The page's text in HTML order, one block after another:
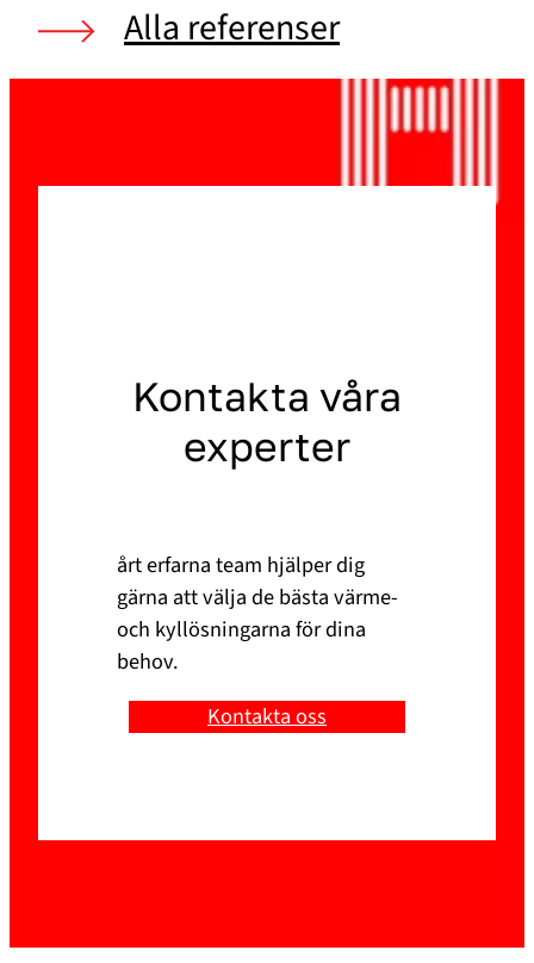
Alla referenser
Kontakta våra
experter
årt erfarna team hjälper dig
gärna att välja de bästa värme-
och kyllösningarna för dina
behov.
Kontakta oss